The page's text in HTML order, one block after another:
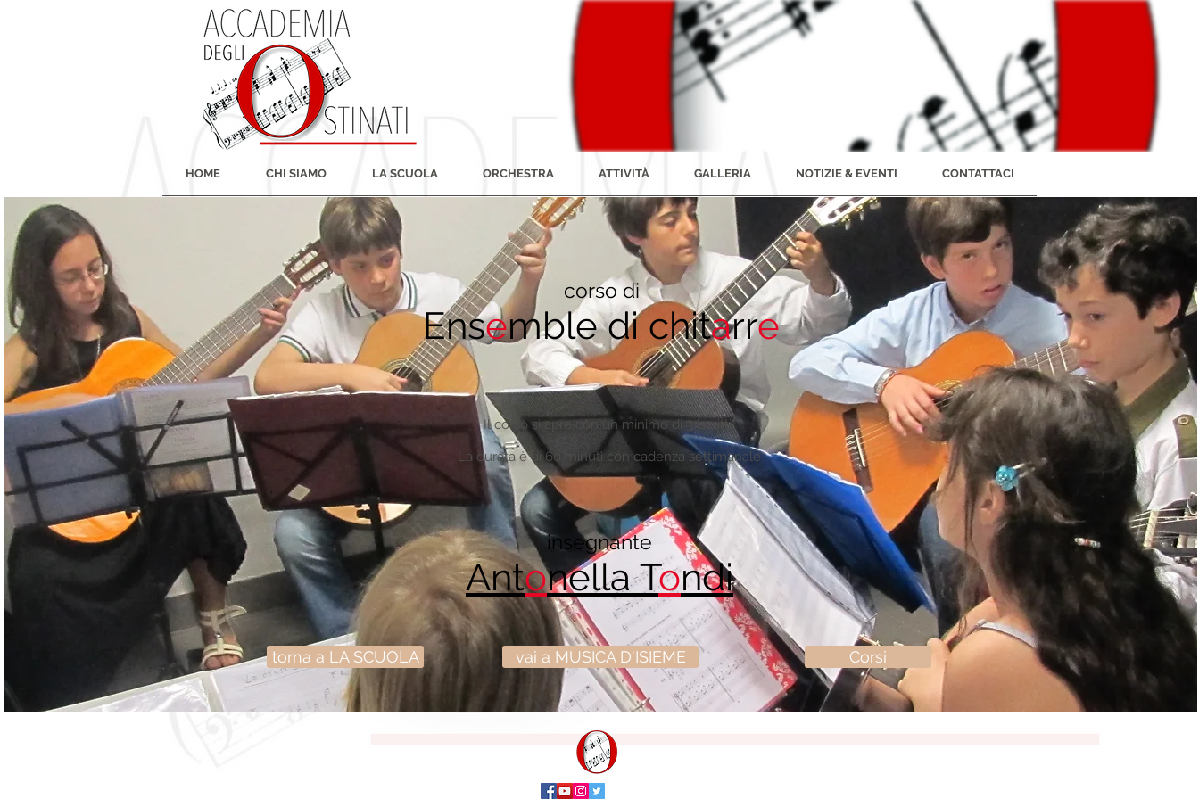
HOME CHI SIAMO LA SCUOLA ORCHESTRA ATTIVITÀ GALLERIA NOTIZIE & EVENTI CONTATTACI
Il corso si apre con un minimo di 3 iscritti.
La durata è di 60 minuti con cadenza settimanale
corso di
Ensemble di chitarre
insegnante
Antonella Tondi
Corsi
torna a LA SCUOLA vai a MUSICA D'ISIEME